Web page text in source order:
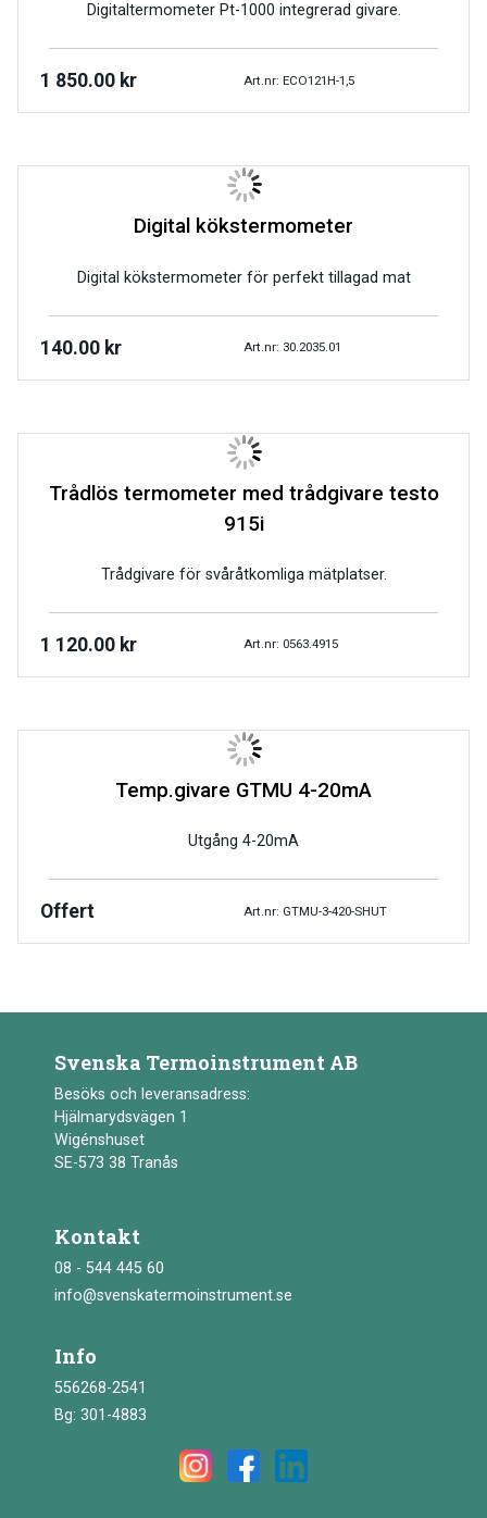
Digitaltermometer Pt-1000 integrerad givare.
1 850.00 kr Art.nr: ECO121H-1,5
Digital kökstermometer
Digital kökstermometer för perfekt tillagad mat
140.00 kr Art.nr: 30.2035.01
Trådlös termometer med trådgivare testo
915i
Trådgivare för svåråtkomliga mätplatser.
1 120.00 kr Art.nr: 0563.4915
Temp.givare GTMU 4-20mA
Utgång 4-20mA
Offert Art.nr: GTMU-3-420-SHUT
Svenska Termoinstrument AB
Besöks och leveransadress:
Hjälmarydsvägen 1
Wigénshuset
SE-573 38 Tranås
Kontakt
08 - 544 445 60
info@svenskatermoinstrument.se
Info
556268-2541
Bg: 301-4883